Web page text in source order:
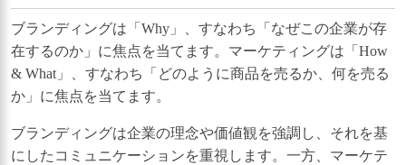
ブランディングは「Why」、すなわち「なぜこの企業が存
在するのか」に焦点を当てます。マーケティングは「How
& What」、すなわち「どのように商品を売るか、何を売る
か」に焦点を当てます。
ブランディングは企業の理念や価値観を強調し、それを基
にしたコミュニケーションを重視します。一方、マーケテ